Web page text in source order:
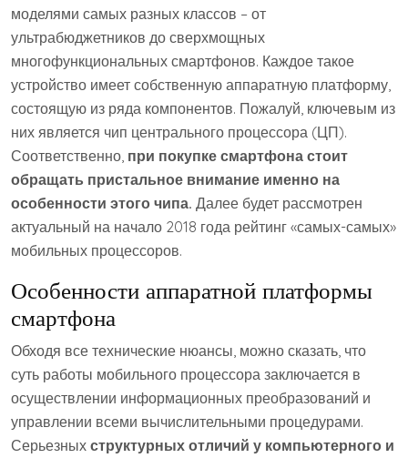
моделями самых разных классов – от
ультрабюджетников до сверхмощных
многофункциональных смартфонов. Каждое такое
устройство имеет собственную аппаратную платформу,
состоящую из ряда компонентов. Пожалуй, ключевым из
них является чип центрального процессора (ЦП).
Соответственно, при покупке смартфона стоит
обращать пристальное внимание именно на
особенности этого чипа. Далее будет рассмотрен
актуальный на начало 2018 года рейтинг «самых-самых»
мобильных процессоров.
Особенности аппаратной платформы
смартфона
Обходя все технические нюансы, можно сказать, что
суть работы мобильного процессора заключается в
осуществлении информационных преобразований и
управлении всеми вычислительными процедурами.
Серьезных структурных отличий у компьютерного и